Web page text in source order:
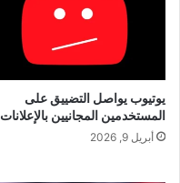
يوتيوب يواصل التضييق على
المستخدمين المجانيين بالإعلانات
أبريل 9, 2026